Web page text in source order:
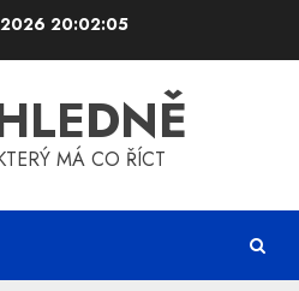
20:02:05
MÁ CO ŘÍCT